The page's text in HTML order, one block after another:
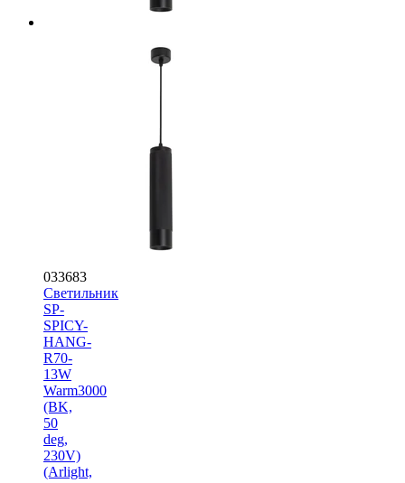
033683
Светильник
SP-
SPICY-
HANG-
R70-
13W
Warm3000
(BK,
50
deg,
230V)
(Arlight,